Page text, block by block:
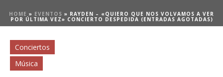
HOME » EVENTOS » RAYDEN – «QUIERO QUE NOS VOLVAMOS A VER
POR ÚLTIMA VEZ» CONCIERTO DESPEDIDA (ENTRADAS AGOTADAS)
Conciertos
Música